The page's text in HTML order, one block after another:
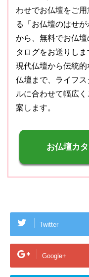
わせでお仏壇をご用
る「お仏壇のはせが
から、無料でお仏壇
タログをお送りしま
現代仏壇から伝統的
仏壇まで、ライフス
ルに合わせて幅広く
案します。
お仏壇カ
Twitter
Google+